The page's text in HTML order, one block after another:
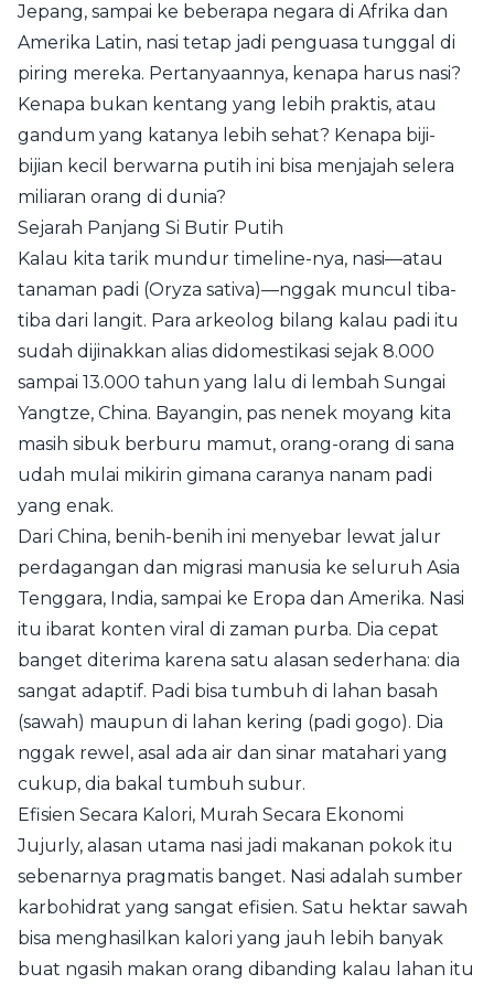
Jepang, sampai ke beberapa negara di Afrika dan
Amerika Latin, nasi tetap jadi penguasa tunggal di
piring mereka. Pertanyaannya, kenapa harus nasi?
Kenapa bukan kentang yang lebih praktis, atau
gandum yang katanya lebih sehat? Kenapa biji-
bijian kecil berwarna putih ini bisa menjajah selera
miliaran orang di dunia?
Sejarah Panjang Si Butir Putih
Kalau kita tarik mundur timeline-nya, nasi—atau
tanaman padi (Oryza sativa)—nggak muncul tiba-
tiba dari langit. Para arkeolog bilang kalau padi itu
sudah dijinakkan alias didomestikasi sejak 8.000
sampai 13.000 tahun yang lalu di lembah Sungai
Yangtze, China. Bayangin, pas nenek moyang kita
masih sibuk berburu mamut, orang-orang di sana
udah mulai mikirin gimana caranya nanam padi
yang enak.
Dari China, benih-benih ini menyebar lewat jalur
perdagangan dan migrasi manusia ke seluruh Asia
Tenggara, India, sampai ke Eropa dan Amerika. Nasi
itu ibarat konten viral di zaman purba. Dia cepat
banget diterima karena satu alasan sederhana: dia
sangat adaptif. Padi bisa tumbuh di lahan basah
(sawah) maupun di lahan kering (padi gogo). Dia
nggak rewel, asal ada air dan sinar matahari yang
cukup, dia bakal tumbuh subur.
Efisien Secara Kalori, Murah Secara Ekonomi
Jujurly, alasan utama nasi jadi makanan pokok itu
sebenarnya pragmatis banget. Nasi adalah sumber
karbohidrat yang sangat efisien. Satu hektar sawah
bisa menghasilkan kalori yang jauh lebih banyak
buat ngasih makan orang dibanding kalau lahan itu